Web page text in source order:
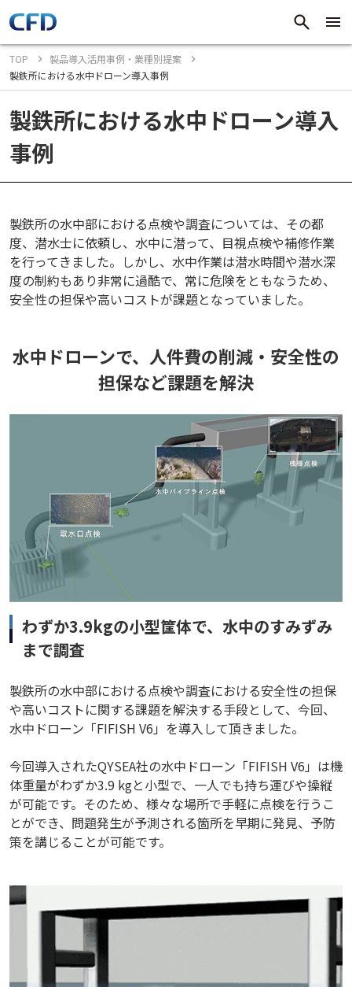
TOP
製品導入活用事例・業種別提案
製鉄所における水中ドローン導入事例
製鉄所における水中ドローン導入
事例
製鉄所の水中部における点検や調査については、その都
度、潜水士に依頼し、水中に潜って、目視点検や補修作業
を行ってきました。しかし、水中作業は潜水時間や潜水深
度の制約もあり非常に過酷で、常に危険をともなうため、
安全性の担保や高いコストが課題となっていました。
水中ドローンで、人件費の削減・安全性の
担保など課題を解決
わずか3.9kgの小型筐体で、水中のすみずみ
まで調査
製鉄所の水中部における点検や調査における安全性の担保
や高いコストに関する課題を解決する手段として、今回、
水中ドローン「FIFISH V6」を導入して頂きました。
今回導入されたQYSEA社の水中ドローン「FIFISH V6」は機
体重量がわずか3.9 kgと小型で、一人でも持ち運びや操縦
が可能です。そのため、様々な場所で手軽に点検を行うこ
とができ、問題発生が予測される箇所を早期に発見、予防
策を講じることが可能です。